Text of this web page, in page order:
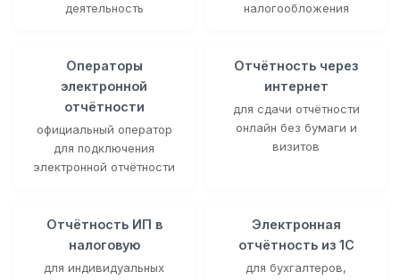
деятельность налогообложения
Операторы
электронной
отчётности
официальный оператор
для подключения
электронной отчётности
Отчётность через
интернет
для сдачи отчётности
онлайн без бумаги и
визитов
Отчётность ИП в
налоговую
для индивидуальных
Электронная
отчётность из 1С
для бухгалтеров,